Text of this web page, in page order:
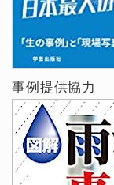
事例提供協力